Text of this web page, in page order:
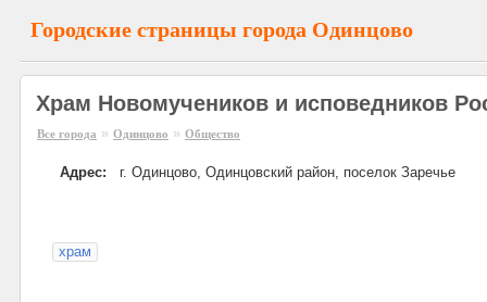
Городские страницы города Одинцово
Храм Новомучеников и исповедников
Все города » Одинцово » Общество
Адрес: г. Одинцово, Одинцовский район, поселок Заречье
храм